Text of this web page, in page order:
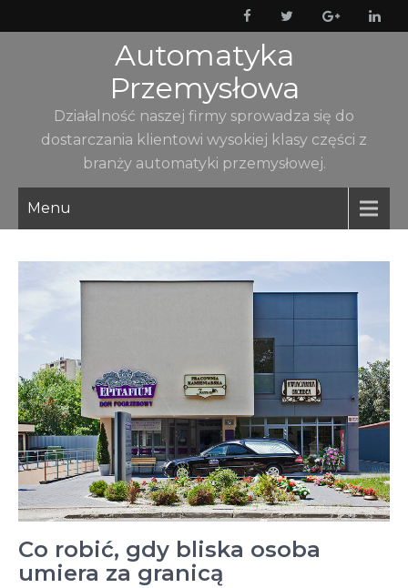
to
Automatyka
Przemysłowa
Działalność naszej firmy sprowadza się do
dostarczania klientowi wysokiej klasy części z
branży automatyki przemysłowej.
Menu
Co robić, gdy bliska osoba
umiera za granicą